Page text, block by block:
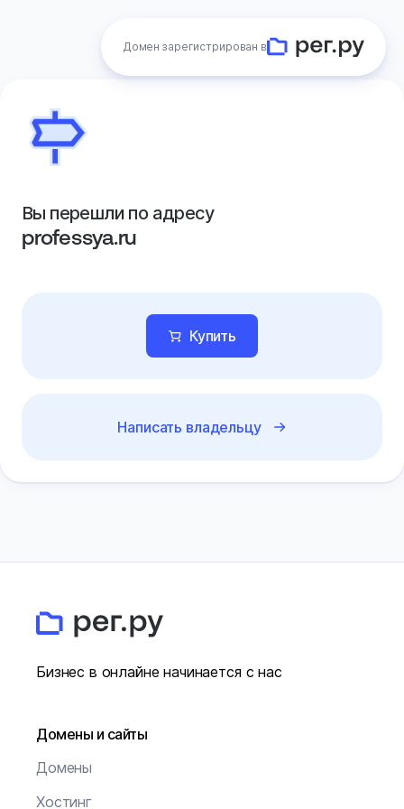
Домен зарегистрирован в
Вы перешли по адресу
professya.ru
Купить
Написать владельцу
Бизнес в онлайне начинается с нас
Домены и сайты
Домены
Хостинг